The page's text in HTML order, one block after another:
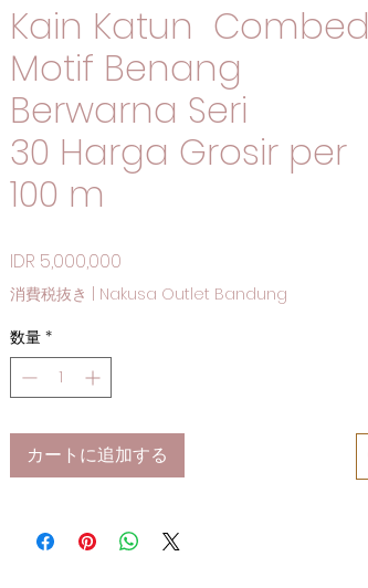
Kain Katun Combed
Motif Benang
Berwarna Seri
30 Harga Grosir per
100 m
IDR 5,000,000
消費税抜き
Nakusa Outlet Bandung
数量 *
カートに追加する